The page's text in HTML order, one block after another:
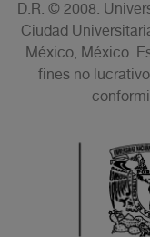
D.R. © 2008.
Ciudad
México, México.
fines no